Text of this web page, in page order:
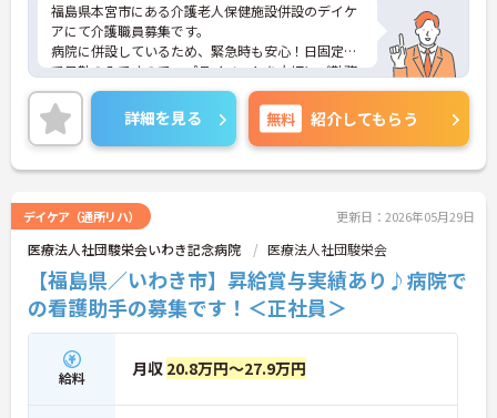
福島県本宮市にある介護老人保健施設併設のデイケ
アにて介護職員募集です。
病院に併設しているため、緊急時も安心！日固定休
で日勤のみですので、プライベートを大切にご勤務
いただけます！
ご興味ある方には、面接対策ポイントなど、さらに
詳細をお話しいたしますのでお気軽にご相談くださ
い。
詳細を見る 無料 紹介してもらう
デイケア（通所リハ） 更新日：2026年05月29日
医療法人社団駿栄会いわき記念病院 医療法人社団駿栄会
【福島県／いわき市】昇給賞与実績あり♪病院で
の看護助手の募集です！＜正社員＞
給料 月収 20.8万円～27.9万円